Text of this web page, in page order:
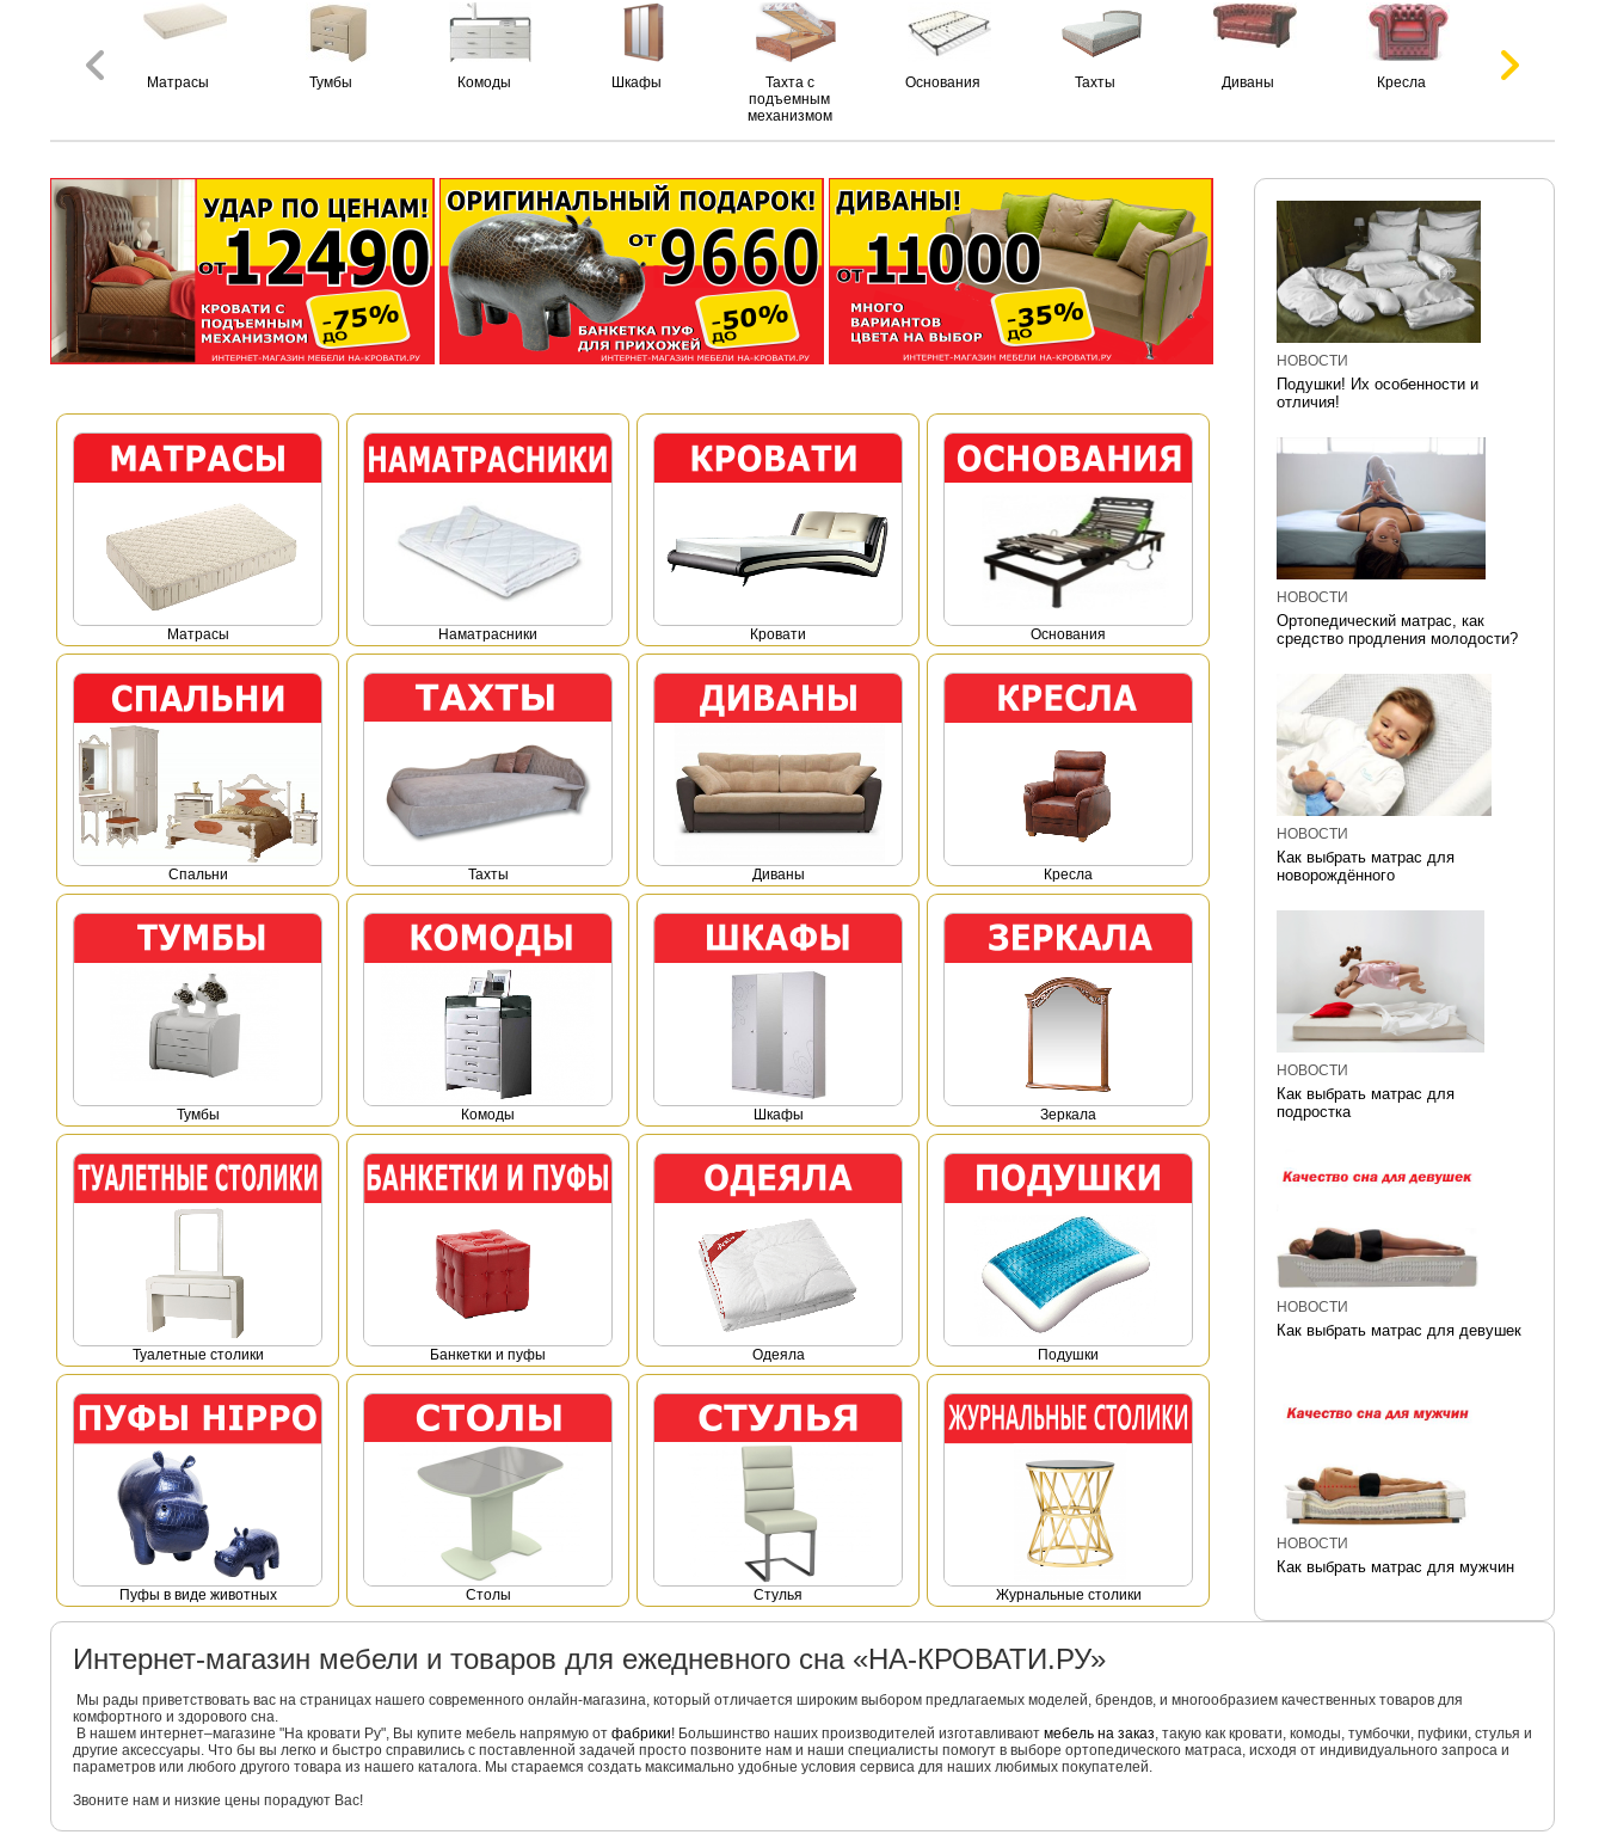
Матрасы Тумбы Комоды Шкафы
Тахта с
подъемным
механизмом
Основания Тахты Диваны Кресла
НОВОСТИ
Подушки! Их особенности и
отличия!
НОВОСТИ
Ортопедический матрас, как
средство продления молодости?
НОВОСТИ
Как выбрать матрас для
новорождённого
НОВОСТИ
Как выбрать матрас для
подростка
НОВОСТИ
Как выбрать матрас для девушек
НОВОСТИ
Как выбрать матрас для мужчин
Mатрасы Наматрасники Кровати Основания
Спальни Тахты Диваны Кресла
Тумбы Комоды Шкафы Зеркала
Туалетные столики Банкетки и пуфы Одеяла Подушки
Пуфы в виде животных Столы Стулья Журнальные столики
Интернет-магазин мебели и товаров для ежедневного сна «НА-КРОВАТИ.РУ»
Мы рады приветствовать вас на страницах нашего современного онлайн-магазина, который отличается широким выбором предлагаемых моделей, брендов, и многообразием качественных товаров для
комфортного и здорового сна.
В нашем интернет–магазине "На кровати Ру", Вы купите мебель напрямую от фабрики! Большинство наших производителей изготавливают мебель на заказ, такую как кровати, комоды, тумбочки, пуфики, стулья и
другие аксессуары. Что бы вы легко и быстро справились с поставленной задачей просто позвоните нам и наши специалисты помогут в выборе ортопедического матраса, исходя от индивидуального запроса и
параметров или любого другого товара из нашего каталога. Мы стараемся создать максимально удобные условия сервиса для наших любимых покупателей.
Звоните нам и низкие цены порадуют Вас!